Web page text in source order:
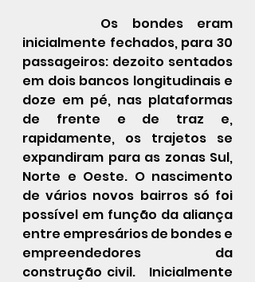
inicialmente fechados, para 30
passageiros: dezoito sentados
em dois bancos longitudinais e
doze em pé, nas plataformas
de frente e de traz e,
rapidamente, os trajetos se
expandiram para as zonas Sul,
Norte e Oeste. O nascimento
de vários novos bairros só foi
possível em função da aliança
entre empresários de bondes e
empreendedores da
construção civil.   Inicialmente